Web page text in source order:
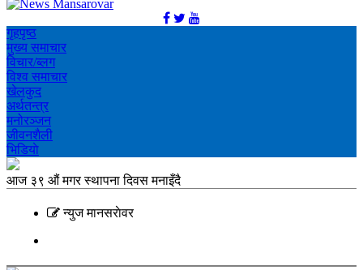
गृहपृष्ठ
मुख्य समाचार
विचार/ब्लग
विश्व समाचार
खेलकुद
अर्थतन्त्र
मनोरञ्‍जन
जीवनशैली
भिडियाे
आज ३९ औं मगर स्थापना दिवस मनाइँदै
न्युज मानसराेवर